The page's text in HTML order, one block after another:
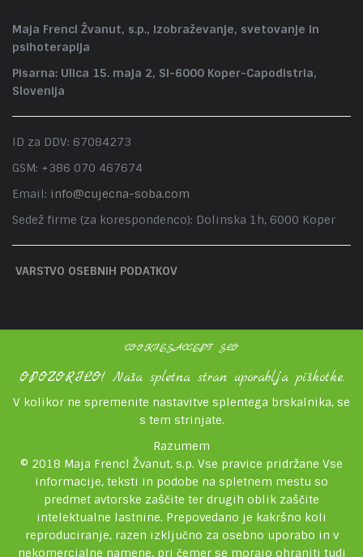
Maja Frencl Žvanut, s.p., izobraževanje, svetovanje in
psihoterapija
Pisarna: Ulica 15. maja 2, SI-6000 Koper-Capodistria,
Slovenija
ID za DDV: 67084273
GSM: +386 070 467674
Email: info@cujecna-soba.com
Sedež firme (za korespondenco): Dolinska 1h, 6000 Koper
VARSTVO OSEBNIH PODATKOV
COOKIESACCEPT SLO
OPOZORILO! Naša spletna stran uporablja piškotke.
V kolikor ne spremenite nastavitve splentega brskalnika, se
s tem strinjate.
Razumem
© 2018 Maja Frencl Žvanut, s.p. Vse pravice pridržane Vse
informacije, teksti in podobe na spletnem mestu so
predmet avtorske zaščite ter drugih oblik zaščite
intelektualne lastnine. Prepovedano je kakršno koli
reproduciranje, razen izključno za osebno uporabo in v
nekomercialne namene, pri čemer se morajo ohraniti tudi